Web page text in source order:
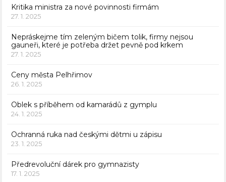
Kritika ministra za nové povinnosti firmám
27. 1. 2025
Nepráskejme tím zeleným bičem tolik, firmy nejsou
gauneři, které je potřeba držet pevně pod krkem
27. 1. 2025
Ceny města Pelhřimov
26. 1. 2025
Oblek s příběhem od kamarádů z gymplu
24. 1. 2025
Ochranná ruka nad českými dětmi u zápisu
23. 1. 2025
Předrevoluční dárek pro gymnazisty
17. 1. 2025